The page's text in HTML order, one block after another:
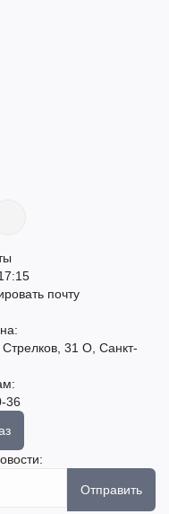
почту
31 О, Санкт-
36
Отправить